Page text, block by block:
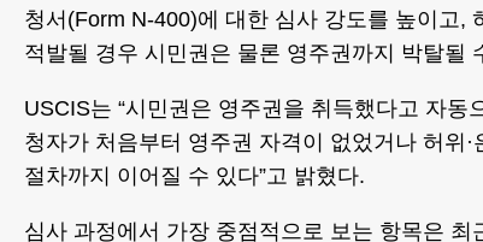
청서(Form N-400)에 대한 심사 강도를 높이고,
적발될 경우 시민권은 물론 영주권까지 박탈될
USCIS는 “시민권은 영주권을 취득했다고 자동
청자가 처음부터 영주권 자격이 없었거나 허위
절차까지 이어질 수 있다”고 밝혔다.
심사 과정에서 가장 중점적으로 보는 항목은 최